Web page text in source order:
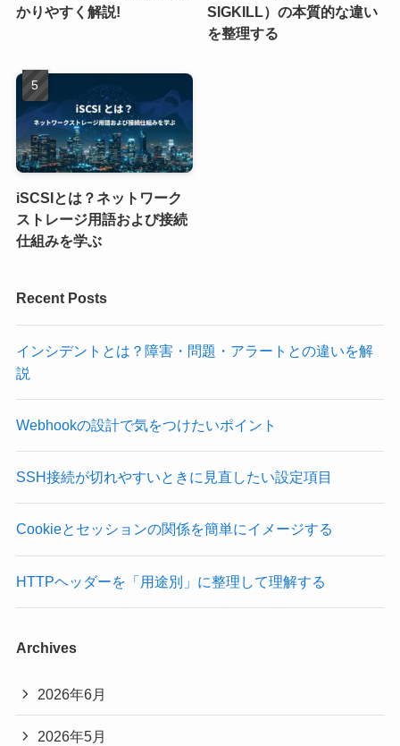
かりやすく解説!
SIGKILL）の本質的な違い
を整理する
iSCSIとは？ネットワーク
ストレージ用語および接続
仕組みを学ぶ
Recent Posts
インシデントとは？障害・問題・アラートとの違いを解
説
Webhookの設計で気をつけたいポイント
SSH接続が切れやすいときに見直したい設定項目
Cookieとセッションの関係を簡単にイメージする
HTTPヘッダーを「用途別」に整理して理解する
Archives
2026年6月
2026年5月